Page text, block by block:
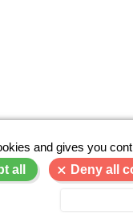
and gives you
all
Deny all